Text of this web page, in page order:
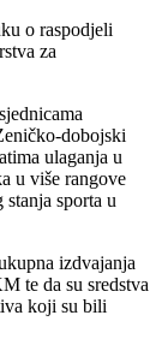
o raspodjeli
za
dobojski
ulaganja u
u više rangove
sporta u
izdvajanja
te da su sredstva
koji su bili